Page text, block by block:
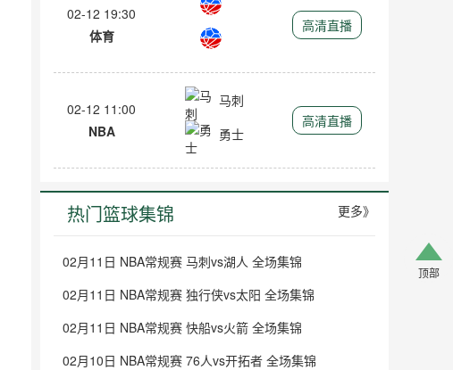
02-12 19:30
体育
高清直播
02-12 11:00
NBA
马刺
勇士
高清直播
热门篮球集锦 更多》
02月11日 NBA常规赛 马刺vs湖人 全场集锦
02月11日 NBA常规赛 独行侠vs太阳 全场集锦
02月11日 NBA常规赛 快船vs火箭 全场集锦
02月10日 NBA常规赛 76人vs开拓者 全场集锦
顶部
顶部